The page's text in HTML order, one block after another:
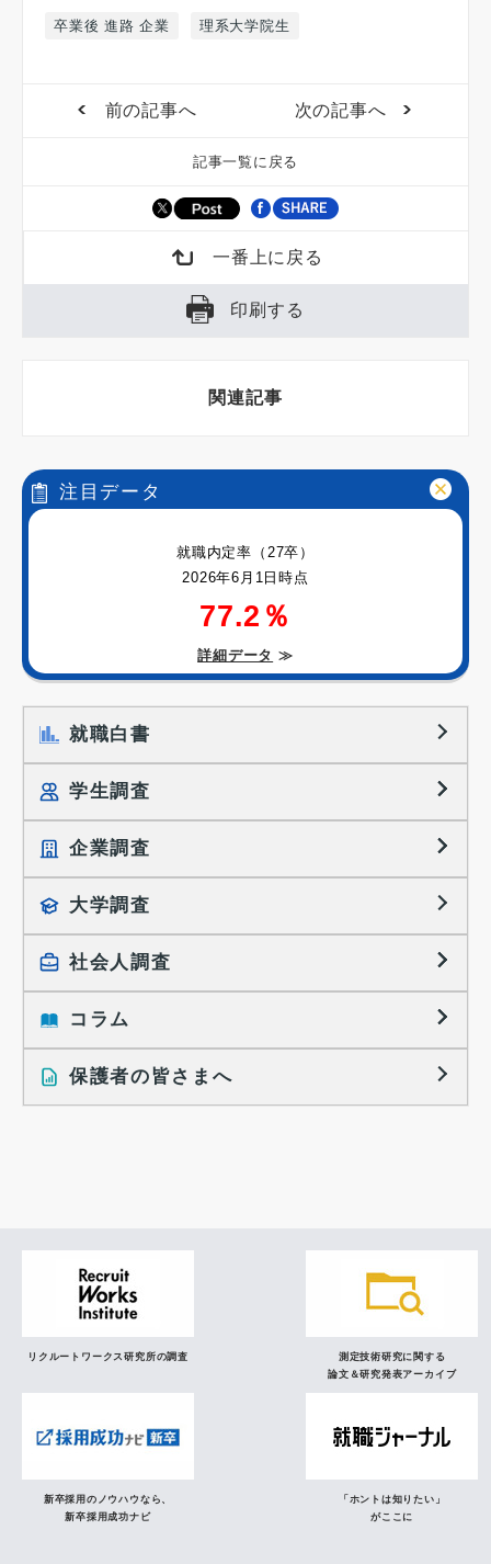
卒業後 進路 企業 理系大学院生
前の記事へ 次の記事へ
記事一覧に戻る
一番上に戻る
印刷する
関連記事
注目データ
就職内定率（27卒）
2026年6月1日時点
77.2％
詳細データ ≫
就職白書
学生調査
就職プロセス調査
就職活動TOPICS
大学生の実態調査
働きたい組織の特徴
大学生の地域間移動レポート
就職活動に関するレポート
企業調査
採用に関する調査
採用活動に関するレポート
大学調査
社会人調査
就職活動と入社後の就業
就業レディネス研究
コラム
インタビュー記事
保護者の皆さまへ
リクルートワークス研究所の調査
測定技術研究に関する
論文＆研究発表アーカイブ
新卒採用のノウハウなら、
新卒採用成功ナビ
「ホントは知りたい」
がここに